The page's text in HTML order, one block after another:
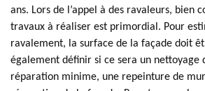
ans. Lors de l’appel à des ravaleurs, bien
travaux à réaliser est primordial. Pour
ravalement, la surface de la façade doit
également définir si ce sera un nettoyage
réparation minime, une repeinture de